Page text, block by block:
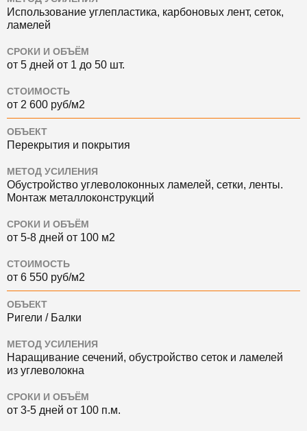
Использование углепластика, карбоновых лент, сеток,
ламелей
СРОКИ И ОБЪЁМ
от 5 дней от 1 до 50 шт.
СТОИМОСТЬ
от 2 600 руб/м2
ОБЪЕКТ
Перекрытия и покрытия
МЕТОД УСИЛЕНИЯ
Обустройство углеволоконных ламелей, сетки, ленты.
Монтаж металлоконструкций
СРОКИ И ОБЪЁМ
от 5-8 дней от 100 м2
СТОИМОСТЬ
от 6 550 руб/м2
ОБЪЕКТ
Ригели / Балки
МЕТОД УСИЛЕНИЯ
Наращивание сечений, обустройство сеток и ламелей
из углеволокна
СРОКИ И ОБЪЁМ
от 3-5 дней от 100 п.м.